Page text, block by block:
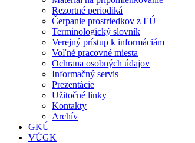
Rezortné periodiká
Čerpanie prostriedkov z EÚ
Terminologický slovník
Verejný prístup k informáciám
Voľné pracovné miesta
Ochrana osobných údajov
Informačný servis
Prezentácie
Užitočné linky
Kontakty
Archív
GKÚ
VÚGK